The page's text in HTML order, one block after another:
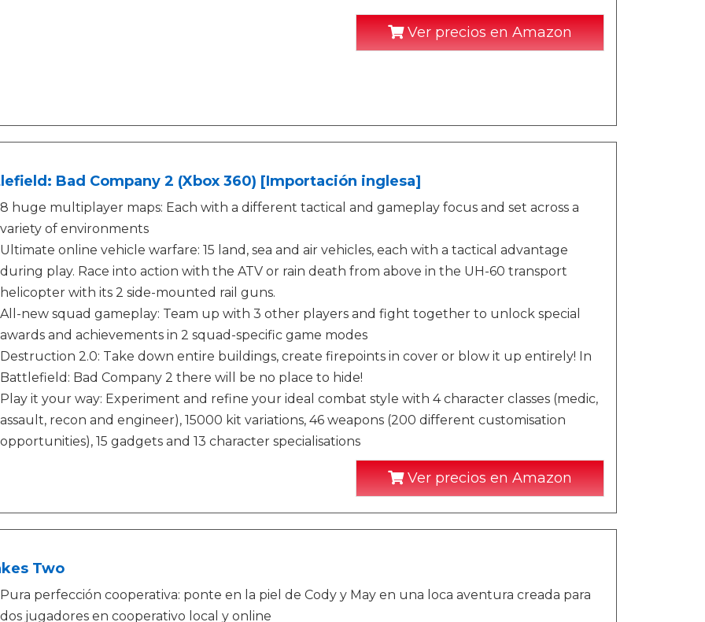
Ver precios en Amazon
Bad Company 2 (Xbox 360) [Importación inglesa]
8 huge multiplayer maps: Each with a different tactical and gameplay focus and set across a
variety of environments
Ultimate online vehicle warfare: 15 land, sea and air vehicles, each with a tactical advantage
during play. Race into action with the ATV or rain death from above in the UH-60 transport
helicopter with its 2 side-mounted rail guns.
All-new squad gameplay: Team up with 3 other players and fight together to unlock special
awards and achievements in 2 squad-specific game modes
Destruction 2.0: Take down entire buildings, create firepoints in cover or blow it up entirely! In
Battlefield: Bad Company 2 there will be no place to hide!
Play it your way: Experiment and refine your ideal combat style with 4 character classes (medic,
assault, recon and engineer), 15000 kit variations, 46 weapons (200 different customisation
opportunities), 15 gadgets and 13 character specialisations
Ver precios en Amazon
Two
Pura perfección cooperativa: ponte en la piel de Cody y May en una loca aventura creada para
dos jugadores en cooperativo local y online